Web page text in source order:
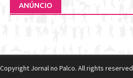
ANÚNCIO
Copyright Jornal no Palco. All rights reserved